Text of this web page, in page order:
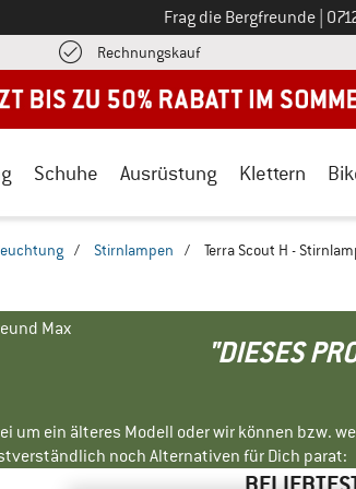
Frag die Bergfreunde
RechnungskaufFinde die Zahlungs-
Schuhe Ausrüstung Klettern
/ Stirnlampen / Terra Scout H -
Max
"DIESES
um ein älteres Modell oder wir können bzw.
noch Alternativen für Dich parat: